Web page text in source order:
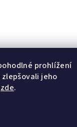
prohlížení
jeho
zde.